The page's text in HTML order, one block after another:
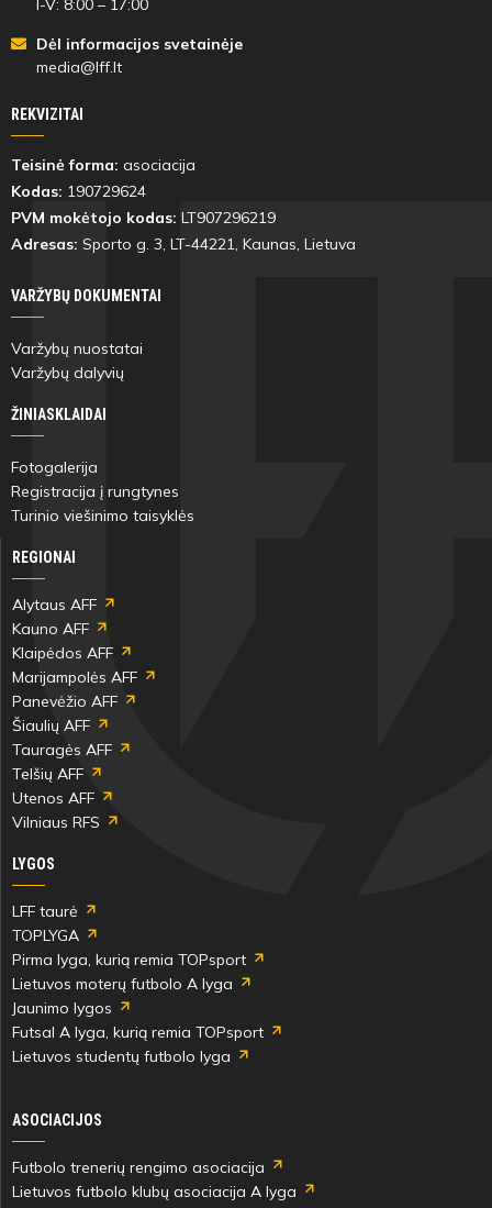
I-V: 8:00 – 17:00
Dėl informacijos svetainėje
media@lff.lt
REKVIZITAI
Teisinė forma: asociacija
Kodas: 190729624
PVM mokėtojo kodas: LT907296219
Adresas: Sporto g. 3, LT-44221, Kaunas, Lietuva
VARŽYBŲ DOKUMENTAI
Varžybų nuostatai
Varžybų dalyvių
ŽINIASKLAIDAI
Fotogalerija
Registracija į rungtynes
Turinio viešinimo taisyklės
REGIONAI
Alytaus AFF
Kauno AFF
Klaipėdos AFF
Marijampolės AFF
Panevėžio AFF
Šiaulių AFF
Tauragės AFF
Telšių AFF
Utenos AFF
Vilniaus RFS
LYGOS
LFF taurė
TOPLYGA
Pirma lyga, kurią remia TOPsport
Lietuvos moterų futbolo A lyga
Jaunimo lygos
Futsal A lyga, kurią remia TOPsport
Lietuvos studentų futbolo lyga
ASOCIACIJOS
Futbolo trenerių rengimo asociacija
Lietuvos futbolo klubų asociacija A lyga